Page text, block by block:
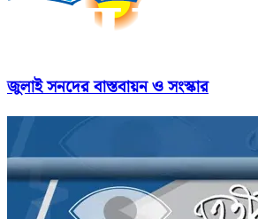
জুলাই সনদের বাস্তবায়ন ও সংস্কার